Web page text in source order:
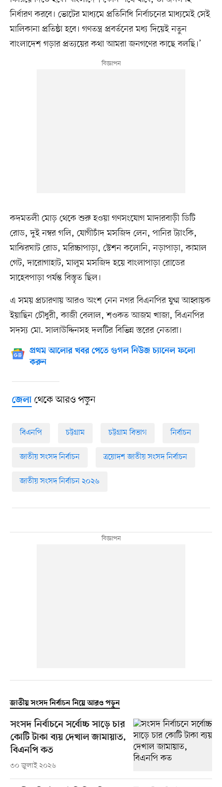
নির্ধারণ করবে। ভোটের মাধ্যমে প্রতিনিধি নির্বাচনের মাধ্যমেই সেই
মালিকানা প্রতিষ্ঠা হবে। গণতন্ত্র প্রবর্তনের মধ্য দিয়েই নতুন
বাংলাদেশ গড়ার প্রত্যয়ের কথা আমরা জনগণের কাছে বলছি।’
কদমতলী মোড় থেকে শুরু হওয়া গণসংযোগ মাদারবাড়ী ডিটি
রোড, দুই নম্বর গলি, যোগীচাঁদ মসজিদ লেন, পানির ট্যাংকি,
মাঝিরঘাট রোড, মরিচ্চাপাড়া, স্টেশন কলোনি, নড়াপাড়া, কামাল
গেট, দারোগাহাট, মালুম মসজিদ হয়ে বাংলাপাড়া রোডের
সাহেবপাড়া পর্যন্ত বিস্তৃত ছিল।
এ সময় প্রচারণায় আরও অংশ নেন নগর বিএনপির যুগ্ম আহ্বায়ক
ইয়াছিন চৌধুরী, কাজী বেলাল, শওকত আজম খাজা, বিএনপির
সদস্য মো. সালাউদ্দিনসহ দলটির বিভিন্ন স্তরের নেতারা।
প্রথম আলোর খবর পেতে গুগল নিউজ চ্যানেল ফলো
করুন
জেলাথেকে আরও পড়ুন
বিএনপি চট্টগ্রাম চট্টগ্রাম বিভাগ নির্বাচন
জাতীয় সংসদ নির্বাচন ত্রয়োদশ জাতীয় সংসদ নির্বাচন
জাতীয় সংসদ নির্বাচন ২০২৬
জাতীয় সংসদ নির্বাচন নিয়ে আরও পড়ুন
সংসদ নির্বাচনে সর্বোচ্চ সাড়ে চার
কোটি টাকা ব্যয় দেখাল জামায়াত,
বিএনপি কত
৩০ জুলাই ২০২৬